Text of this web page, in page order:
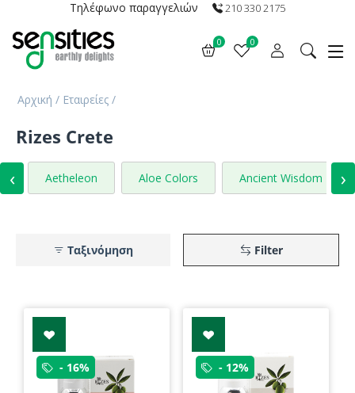
Τηλέφωνο παραγγελιών 210 330 2175
0 0
Αρχική / Εταιρείες /
Rizes Crete
‹ Aetheleon Aloe Colors Ancient Wisdom ›
Filter
Ταξινόμηση
- 16% - 12%